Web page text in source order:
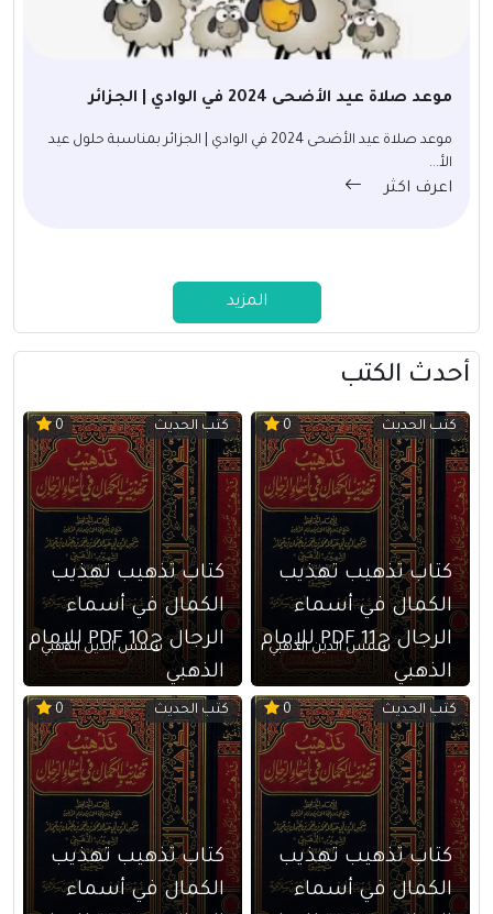
موعد صلاة عيد الأضحى 2024 في الوادي | الجزائر
موعد صلاة عيد الأضحى 2024 في الوادي | الجزائر بمناسبة حلول عيد
الأ...
اعرف اكثر
المزيد
أحدث الكتب
كتب الحديث 0
كتاب تذهيب تهذيب
الكمال في أسماء
الرجال ج11 PDF للإمام
الذهبي
شمس الدين الذهبي
كتب الحديث 0
كتاب تذهيب تهذيب
الكمال في أسماء
الرجال ج10 PDF للإمام
الذهبي
شمس الدين الذهبي
كتب الحديث 0
كتاب تذهيب تهذيب
الكمال في أسماء
كتب الحديث 0
كتاب تذهيب تهذيب
الكمال في أسماء